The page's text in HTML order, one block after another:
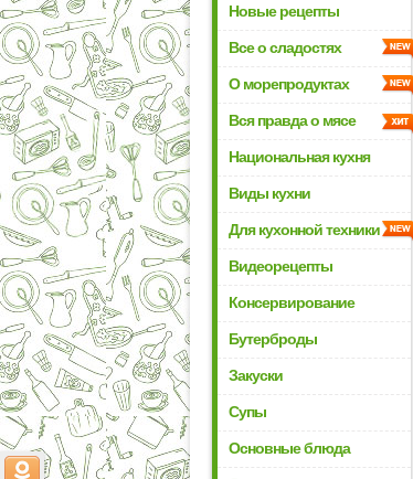
Новые рецепты
Все о сладостях
О морепродуктах
Вся правда о мясе
Национальная кухня
Виды кухни
Для кухонной техники
Видеорецепты
Консервирование
Бутерброды
Закуски
Супы
Основные блюда